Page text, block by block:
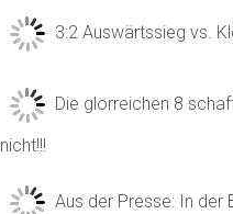
3:2 Auswärtssieg vs.
Die glorreichen 8
nicht!!!
Aus der Presse: In der